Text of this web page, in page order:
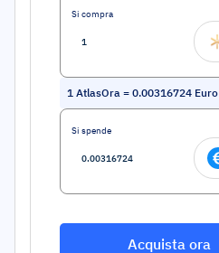
Si compra
1 AtlasOra = 0.00316724 Euro
Si spende
Acquista ora